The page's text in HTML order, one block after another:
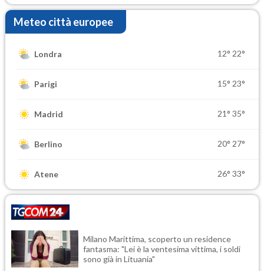
Meteo città europee
Londra 12° 22°
Parigi 15° 23°
Madrid 21° 35°
Berlino 20° 27°
Atene 26° 33°
Milano Marittima, scoperto un residence
fantasma: "Lei è la ventesima vittima, i soldi
sono già in Lituania"